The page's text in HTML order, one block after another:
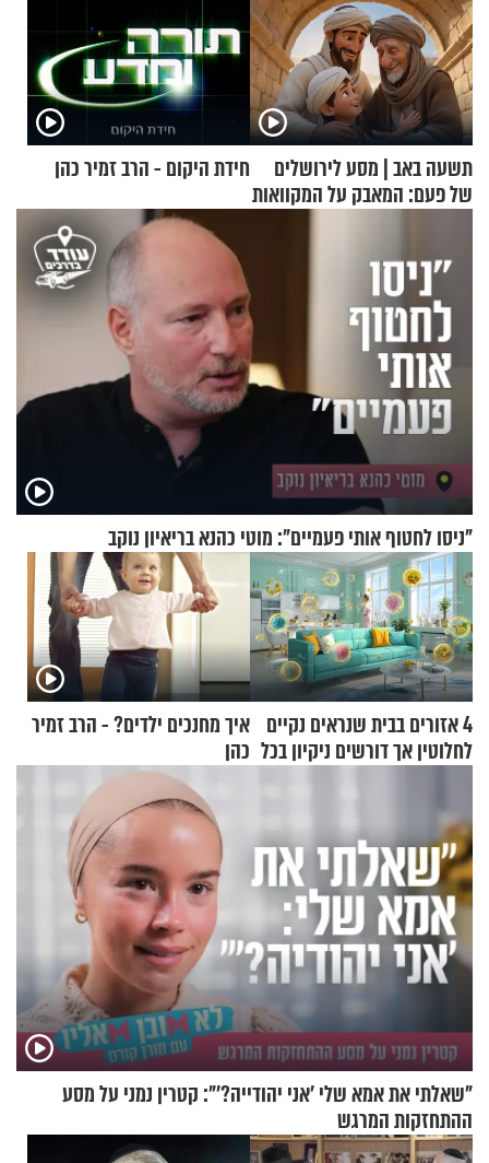
תשעה באב | מסע לירושלים
של פעם: המאבק על המקוואות
חידת היקום - הרב זמיר כהן
"ניסו לחטוף אותי פעמיים": מוטי כהנא בריאיון נוקב
4 אזורים בבית שנראים נקיים
לחלוטין אך דורשים ניקיון בכל
איך מחנכים ילדים? - הרב זמיר
כהן
"שאלתי את אמא שלי 'אני יהודייה?'": קטרין נמני על מסע
ההתחזקות המרגש